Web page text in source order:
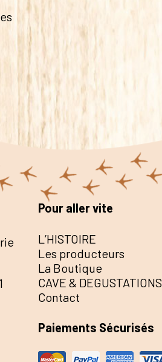
Pour aller vite
L’HISTOIRE
Les producteurs
La Boutique
CAVE & DEGUSTATIONS
Contact
Paiements Sécurisés